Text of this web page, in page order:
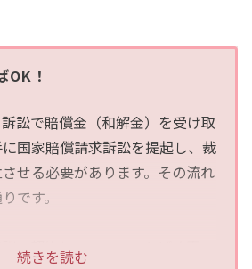
OK！
訟で賠償金（和解金）を受け取
国家賠償請求訴訟を提起し、裁
せる必要があります。その流れ
です。
・契約し、アスベストばく露
続きを読む